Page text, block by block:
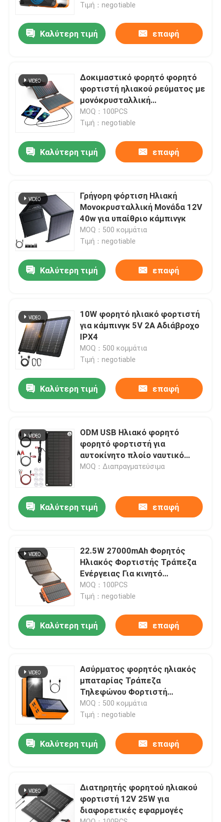
Προϊόντα
βίντεο
Σχετικά με εμάς
Έλεγχος ποιότητας
Φορητό ηλιακό πλαίσιο
εύκαμπτο ηλιακό πλαίσιο
Τυλιζόμενη ηλιακή κουβέρτα
ηλιακός φορτιστής μπαταριών
Τιμή：negotiable
Καλύτερη τιμή επαφή
Δοκιμαστικό φορητό φορητό
φορτιστή ηλιακού ρεύματος με
μονόκρυσταλλική
φωτοβολταϊκή μονάδα
MOQ：100PCS
Τιμή：negotiable
Καλύτερη τιμή επαφή
Γρήγορη φόρτιση Ηλιακή
Μονοκρυσταλλική Μονάδα 12V
40w για υπαίθριο κάμπινγκ
MOQ：500 κομμάτια
Τιμή：negotiable
Καλύτερη τιμή επαφή
10W φορητό ηλιακό φορτιστή
για κάμπινγκ 5V 2A Αδιάβροχο
IPX4
MOQ：500 κομμάτια
Τιμή：negotiable
Καλύτερη τιμή επαφή
ODM USB Ηλιακό φορητό
φορητό φορτιστή για
αυτοκίνητο πλοίο ναυτικό
φορτηγό
MOQ：Διαπραγματεύσιμα
Καλύτερη τιμή επαφή
22.5W 27000mAh Φορητός
Ηλιακός Φορτιστής Τράπεζα
Ενέργειας Για κινητό
τηλέφωνο
MOQ：100PCS
Τιμή：negotiable
Καλύτερη τιμή επαφή
Ασύρματος φορητός ηλιακός
μπαταρίας Τράπεζα
Τηλεφώνου Φορτιστή
50000mAh Δύναμη
MOQ：500 κομμάτια
Τιμή：negotiable
Καλύτερη τιμή επαφή
Διατηρητής φορητού ηλιακού
φορτιστή 12V 25W για
διαφορετικές εφαρμογές